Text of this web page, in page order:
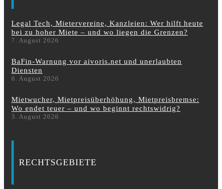
Legal Tech, Mietervereine, Kanzleien: Wer hilft heute
bei zu hoher Miete – und wo liegen die Grenzen?
7. August 2026
BaFin-Warnung vor aivoris.net und unerlaubten
Diensten
6. August 2026
Mietwucher, Mietpreisüberhöhung, Mietpreisbremse:
Wo endet teuer – und wo beginnt rechtswidrig?
3. August 2026
RECHTSGEBIETE